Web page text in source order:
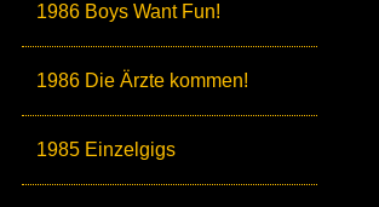
1986 Boys Want Fun!
1986 Die Ärzte kommen!
1985 Einzelgigs